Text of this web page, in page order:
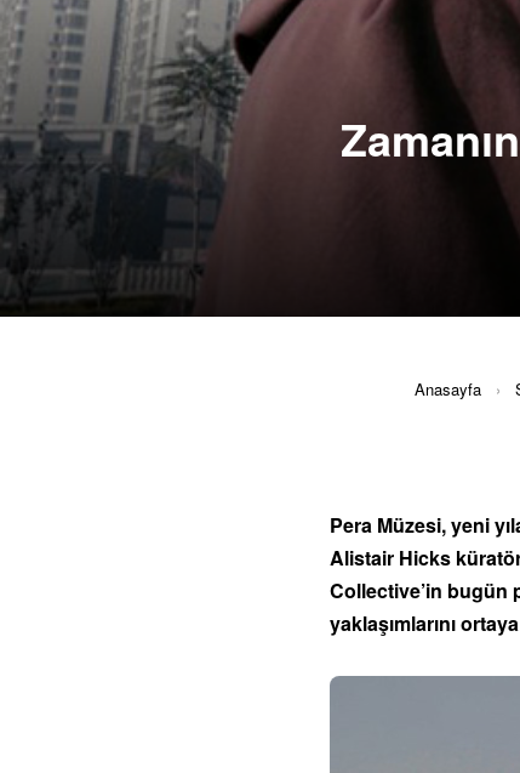
Anasayfa ›
Pera Müzesi, yeni
Alistair Hicks
Collective’in bugün
yaklaşımlarını